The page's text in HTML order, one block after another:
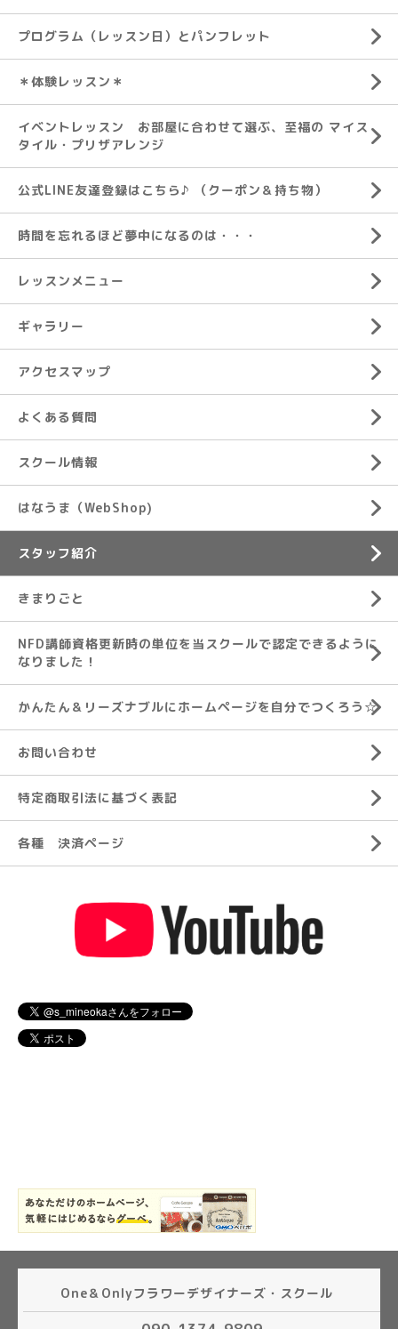
プログラム（レッスン日）とパンフレット
＊体験レッスン＊
イベントレッスン お部屋に合わせて選ぶ、至福の マイス
タイル・プリザアレンジ
公式LINE友達登録はこちら♪ （クーポン＆持ち物）
時間を忘れるほど夢中になるのは・・・
レッスンメニュー
ギャラリー
アクセスマップ
よくある質問
スクール情報
はなうま（WebShop)
スタッフ紹介
きまりごと
NFD講師資格更新時の単位を当スクールで認定できるように
なりました！
かんたん＆リーズナブルにホームページを自分でつくろう☆
お問い合わせ
特定商取引法に基づく表記
各種 決済ページ
One＆Onlyフラワーデザイナーズ・スクール